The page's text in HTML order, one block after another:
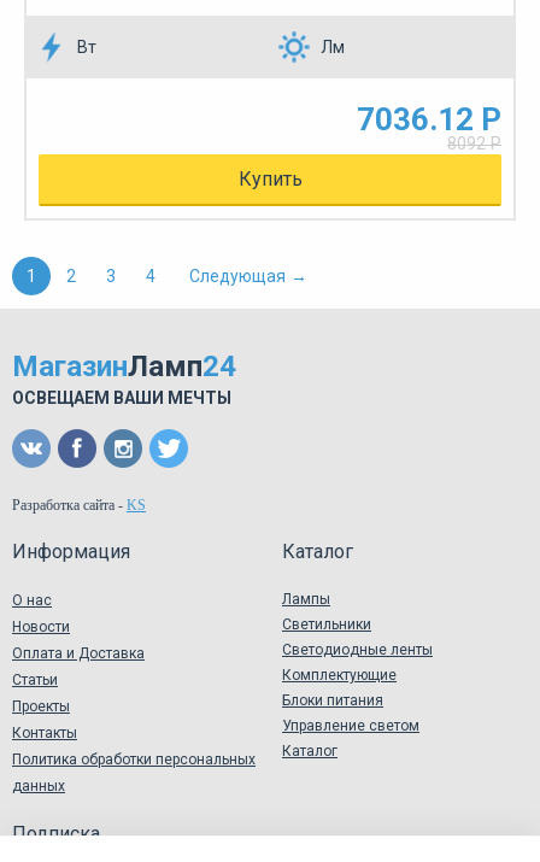
Вт Лм
7036.12 Р
8092 Р
Купить
1 2 3 4 Следующая →
МагазинЛамп24
ОСВЕЩАЕМ ВАШИ МЕЧТЫ
Разработка сайта - KS
Информация
О нас
Новости
Оплата и Доставка
Статьи
Проекты
Контакты
Политика обработки персональных
данных
Каталог
Лампы
Светильники
Светодиодные ленты
Комплектующие
Блоки питания
Управление светом
Каталог
Подписка